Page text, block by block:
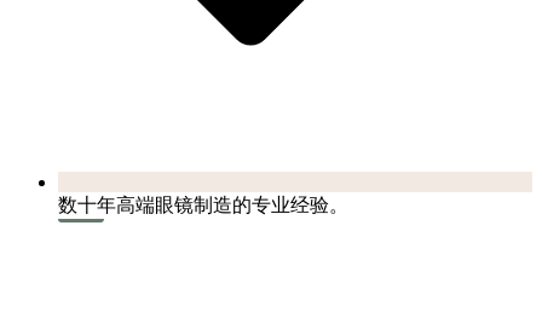
数十年高端眼镜制造的专业经验。